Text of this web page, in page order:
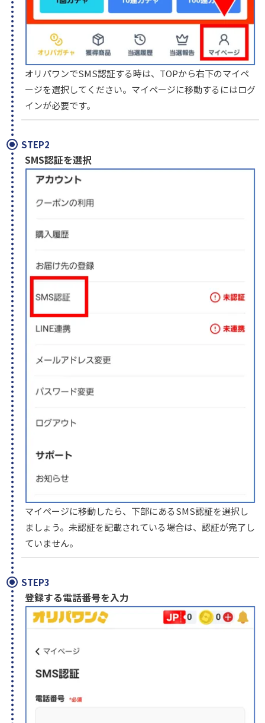
オリパワンでSMS認証する時は、TOPから右下のマイペ
ージを選択してください。マイページに移動するにはログ
インが必要です。
STEP2
SMS認証を選択
マイページに移動したら、下部にあるSMS認証を選択し
ましょう。未認証を記載されている場合は、認証が完了し
ていません。
STEP3
登録する電話番号を入力